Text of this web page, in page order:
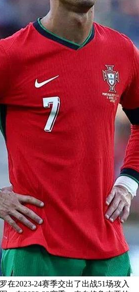
在2023-24赛季交出了出战51场攻入